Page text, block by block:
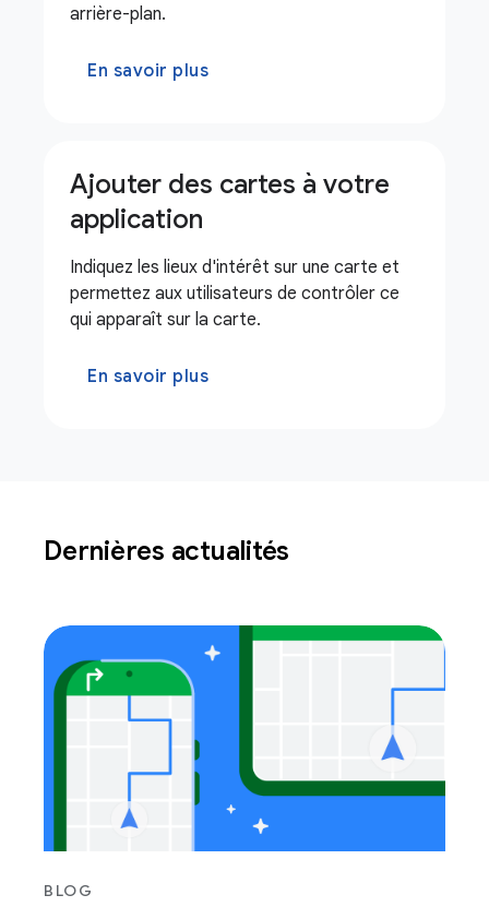
arrière-plan.
En savoir plus
Ajouter des cartes à votre
application
Indiquez les lieux d'intérêt sur une carte et
permettez aux utilisateurs de contrôler ce
qui apparaît sur la carte.
En savoir plus
Dernières actualités
BLOG